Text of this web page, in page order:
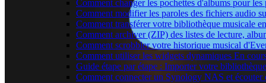
Comment changer les pochettes d'albums pour
Comment modifier les paroles des fichiers audio
Comment transférer votre bibliothèque musicale
Comment archiver (ZIP) des listes de lecture,
Comment scrobbler votre historique musical
Comment utiliser les widgets dynamiques En
Guide étape par étape : Importer votre
Comment connecter un Synology NAS et